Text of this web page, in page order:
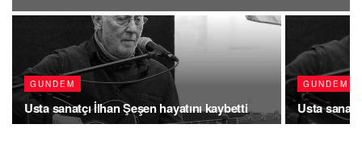
GUNDEM
Usta sanatçı İlhan Şeşen hayatını kaybetti
GUNDEM
Usta